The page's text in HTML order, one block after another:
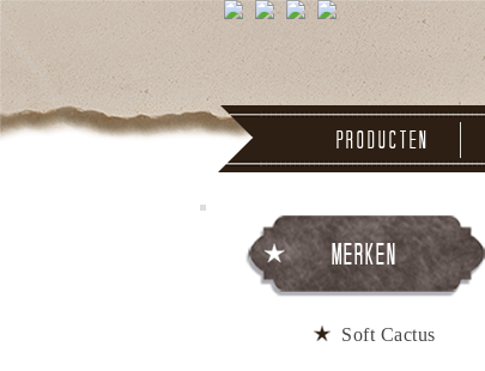
Producten
Merken
Soft Cactus